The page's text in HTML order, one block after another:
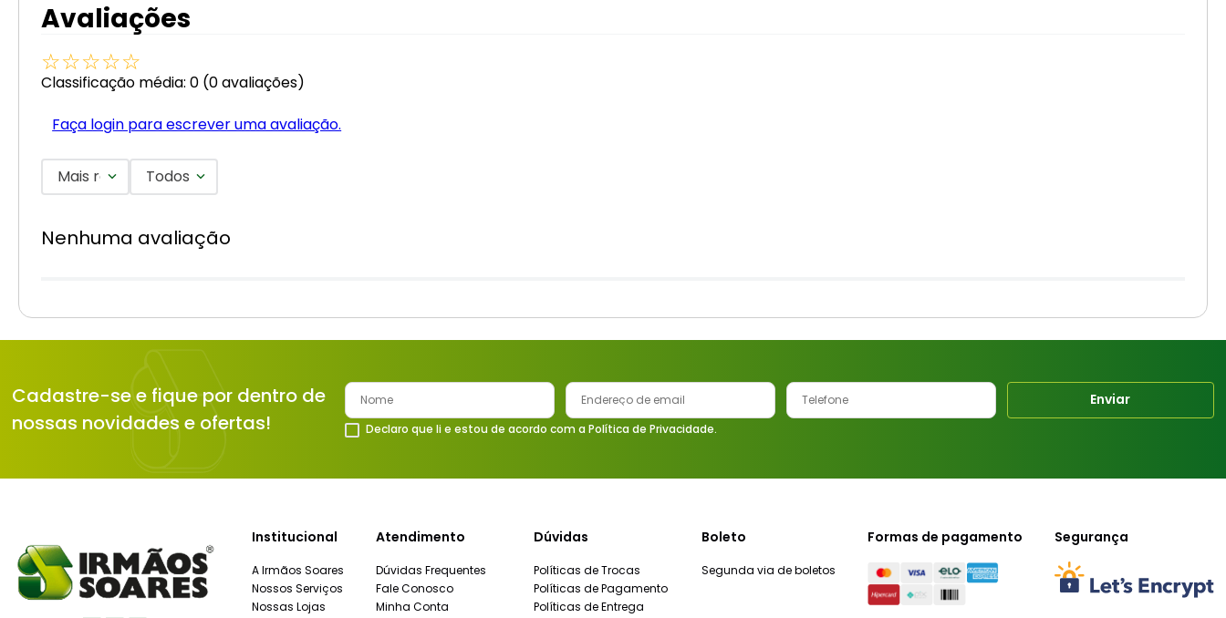
Avaliações
☆☆☆☆☆
Classificação média: 0 (0 avaliações)
Faça login para escrever uma avaliação.
Mais recentesTodos
Nenhuma avaliação
Cadastre-se e fique por dentro de
nossas novidades e ofertas!
Enviar
Declaro que li e estou de acordo com a Política de Privacidade.
Institucional
A Irmãos Soares
Nossos Serviços
Nossas Lojas
Atendimento
Dúvidas Frequentes
Fale Conosco
Minha Conta
Dúvidas
Políticas de Trocas
Políticas de Pagamento
Políticas de Entrega
Boleto
Segunda via de boletos
Formas de pagamento Segurança